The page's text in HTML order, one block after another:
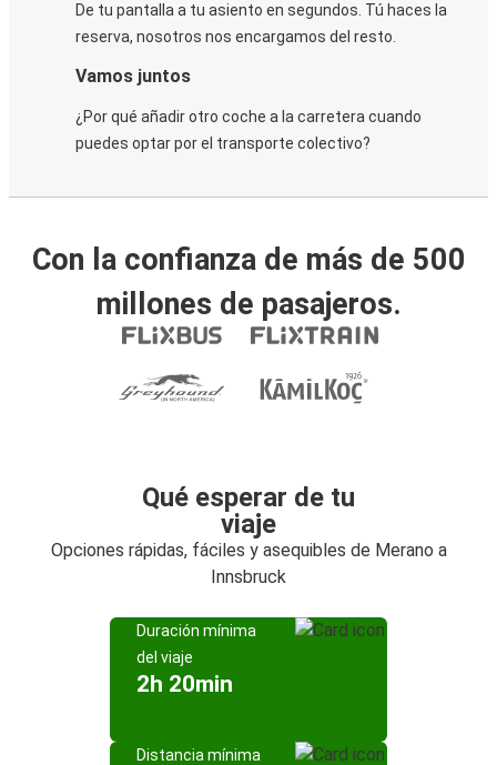
De tu pantalla a tu asiento en segundos. Tú haces la
reserva, nosotros nos encargamos del resto.
Vamos juntos
¿Por qué añadir otro coche a la carretera cuando
puedes optar por el transporte colectivo?
Con la confianza de más de 500
millones de pasajeros.
Qué esperar de tu
viaje
Opciones rápidas, fáciles y asequibles de Merano a
Innsbruck
Duración mínima
del viaje
2h 20min
Distancia mínima